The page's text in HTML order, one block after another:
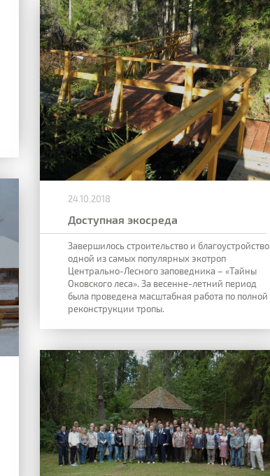
24.10.2018
Доступная экосреда
Завершилось строительство и благоустройство
одной из самых популярных экотроп
Центрально-Лесного заповедника – «Тайны
Оковского леса». За весенне-летний период
была проведена масштабная работа по полной
реконструкции тропы.